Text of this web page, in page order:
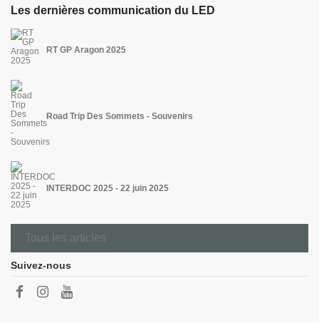
Les dernières communication du LED
RT GP Aragon 2025
Road Trip Des Sommets - Souvenirs
INTERDOC 2025 - 22 juin 2025
Tous les articles
Suivez-nous